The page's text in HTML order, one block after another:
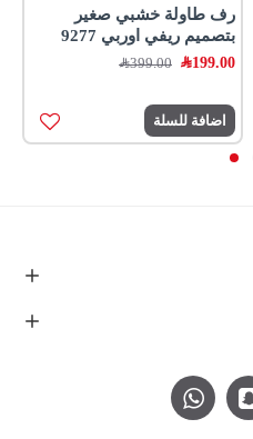
رف طاولة خشبي صغير
بتصميم ريفي اوربي 9277
199.00﷼ 399.00﷼
اضافة للسلة